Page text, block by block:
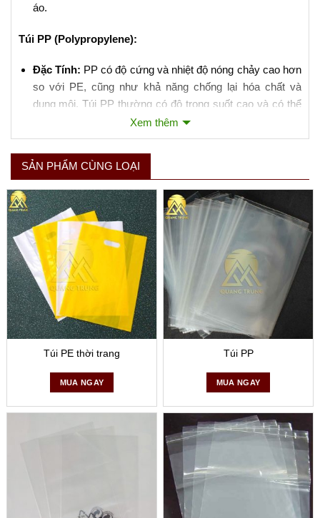
áo.
Túi PP (Polypropylene):
Đặc Tính: PP có độ cứng và nhiệt độ nóng chảy cao hơn
so với PE, cũng như khả năng chống lại hóa chất và
dung môi. Túi PP thường có độ trong suốt cao và có thể
chịu được nhiệt độ cao hơn mà không bị biến dạng.
thực phẩm có thể tái sử dụng, bao bì sản phẩm điện tử
và dược phẩm, cũng như trong sản xuất túi dệt để đựng
hàng hóa nặng như gạo, phân bón.
Mỗi loại túi này có những ưu và nhược điểm riêng, và việc
lựa chọn loại túi nào phụ thuộc vào yêu cầu cụ thể của sản
phẩm cần đóng gói. Ví dụ, túi HDPE thường được chọn cho
các sản phẩm cần độ bền cao và khả năng chịu lực tốt,
trong khi túi LDPE thích hợp cho các sản phẩm cần độ mềm
dẻo và độ trong suốt. Túi PP thì thích hợp cho các ứng dụng
cần đến độ cứng và khả năng chịu nhiệt cao hơn.
Xem thêm
SẢN PHẨM CÙNG LOẠI
Túi PE thời trang
MUA NGAY
Túi PP
MUA NGAY